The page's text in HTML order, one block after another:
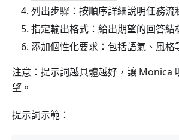
列出步驟：按順序詳細說明任務流
指定輸出格式：給出期望的回答結
添加個性化要求：包括語氣、風格
注意：提示詞越具體越好，讓 Monica
望。
提示詞示範：